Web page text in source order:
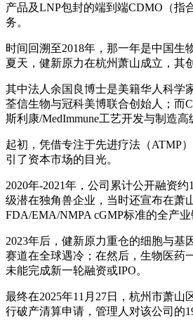
产品及LNP包封的端到端CDMO（指
务。
时间回溯至2018年，那一年是中国生
夏天，健新原力在杭州萧山成立，其
其中法人余国良博士是美籍华人科学
荃信生物与冠科美博联合创始人；而
斯利康/MedImmune工艺开发与制造高
起初，凭借专注于先进疗法（ATMP
引了资本市场的目光。
2020年-2021年，公司累计公开融资
级潜在独角兽企业，当时还宣布在萧
FDA/EMA/NMPA cGMP标准的全产业
2023年后，健新原力重仓的细胞与基
赛道在全球遇冷；在然后，生物医药
未能完成新一轮融资或IPO。
最终在2025年11月27日，杭州市萧山
行破产清算申请，管理人对该公司的